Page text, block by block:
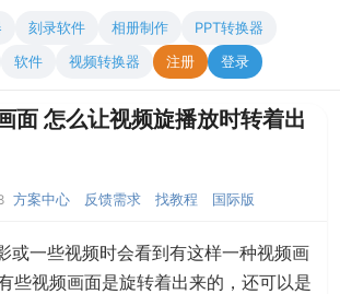
刻录软件 相册制作
PPT转换器
软件 视频转换器 注册 登录
面 怎么让视频旋播放时转着出
方案中心 反馈需求 找教程 国际版
一些视频时会看到有这样一种视频画
些视频画面是旋转着出来的，还可以是